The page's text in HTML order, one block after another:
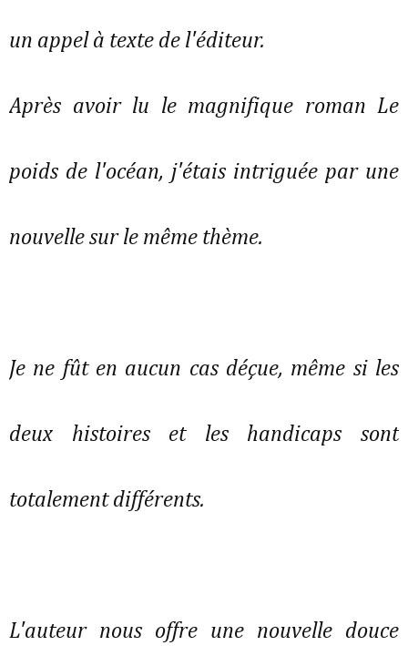
un appel à texte de l'éditeur.
Après avoir lu le magnifique roman Le
poids de l'océan, j'étais intriguée par une
nouvelle sur le même thème.
Je ne fût en aucun cas déçue, même si les
deux histoires et les handicaps sont
totalement différents.
L'auteur nous offre une nouvelle douce